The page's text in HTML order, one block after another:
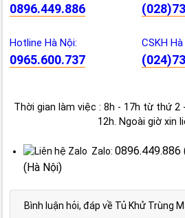
0896.449.886
Hotline Hà Nội:
0965.600.737
CSKH Hà
Thời gian làm việc : 8h - 17h từ thứ 2
12h. Ngoài giờ xin
Zalo: 0896.449.886
(Hà Nội)
Bình luận hỏi, đáp về Tủ Khử Trùng